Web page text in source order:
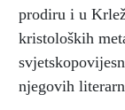
prodiru i u
kristoloških
njegovih